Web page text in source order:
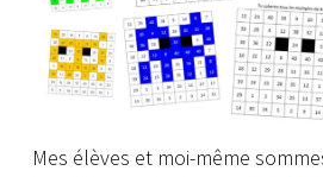
Mes élèves et moi-même